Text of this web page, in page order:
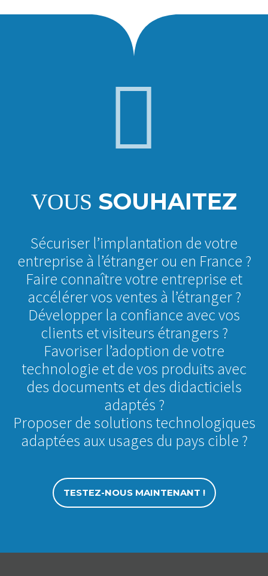


VOUS SOUHAITEZ
Sécuriser l’implantation de votre
entreprise à l’étranger ou en France ?
Faire connaître votre entreprise et
accélérer vos ventes à l’étranger ?
Développer la confiance avec vos
clients et visiteurs étrangers ?
Favoriser l’adoption de votre
technologie et de vos produits avec
des documents et des didacticiels
adaptés ?
Proposer de solutions technologiques
adaptées aux usages du pays cible ?
TESTEZ-NOUS MAINTENANT !